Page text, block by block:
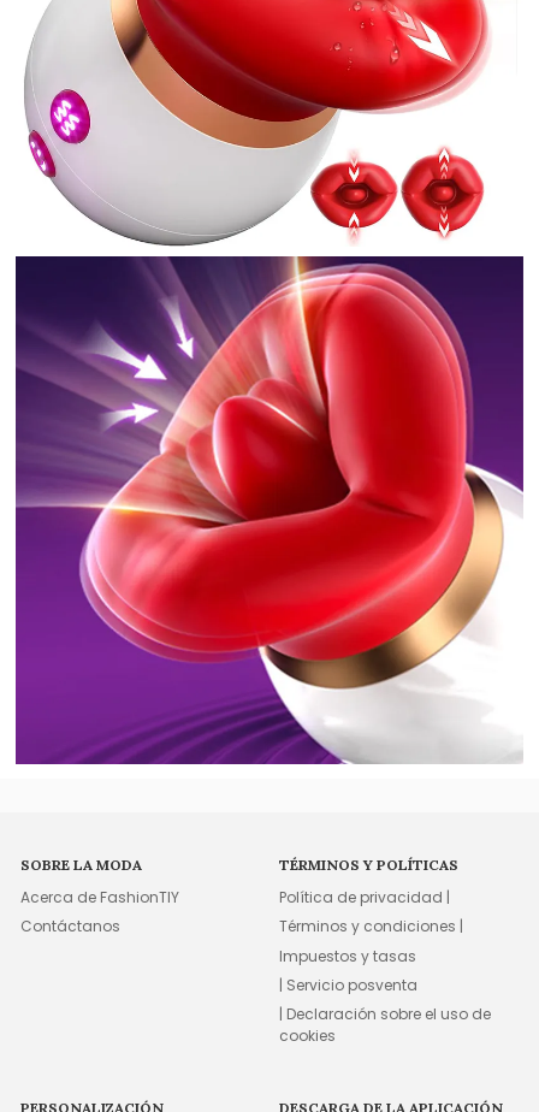
SOBRE LA MODA
Acerca de FashionTIY
Contáctanos
TÉRMINOS Y POLÍTICAS
Política de privacidad |
Términos y condiciones |
Impuestos y tasas
| Servicio posventa
| Declaración sobre el uso de
cookies
PERSONALIZACIÓN DESCARGA DE LA APLICACIÓN